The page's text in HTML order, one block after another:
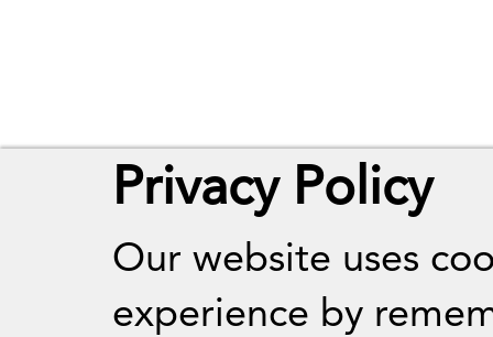
Privacy Policy
Our website uses
experience by